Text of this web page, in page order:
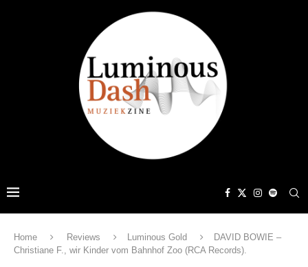
Home Reviews Luminous Gold
DAVID BOWIE –
Christiane F., wir Kinder vom Bahnhof Zoo (RCA Records) .